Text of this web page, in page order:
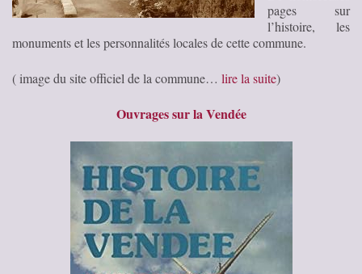
pages sur
l’histoire, les
monuments et les personnalités locales de cette commune.
( image du site officiel de la commune… lire la suite)
Ouvrages sur la Vendée